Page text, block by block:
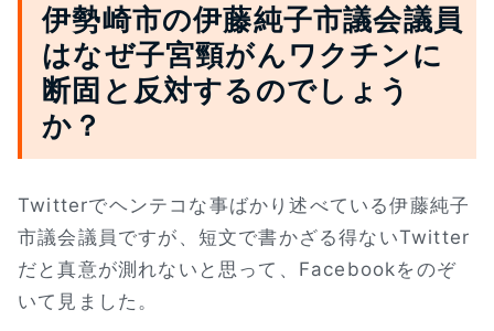
伊勢崎市の伊藤純子市議会議員
はなぜ子宮頸がんワクチンに
断固と反対するのでしょう
か？
Twitterでヘンテコな事ばかり述べている伊藤純子
市議会議員ですが、短文で書かざる得ないTwitter
だと真意が測れないと思って、Facebookをのぞ
いて見ました。